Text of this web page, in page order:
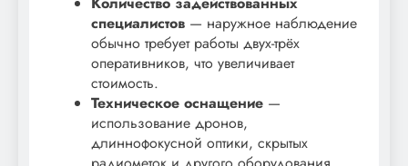
специалистов — наружное наблюдение
обычно требует работы двух-трёх
оперативников, что увеличивает
стоимость.
Техническое оснащение —
использование дронов,
длиннофокусной оптики, скрытых